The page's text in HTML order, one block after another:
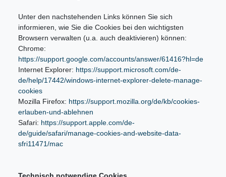
Unter den nachstehenden Links können Sie sich
informieren, wie Sie die Cookies bei den wichtigsten
Browsern verwalten (u.a. auch deaktivieren) können:
Chrome:
https://support.google.com/accounts/answer/61416?hl=de
Internet Explorer: https://support.microsoft.com/de-
de/help/17442/windows-internet-explorer-delete-manage-
cookies
Mozilla Firefox: https://support.mozilla.org/de/kb/cookies-
erlauben-und-ablehnen
Safari: https://support.apple.com/de-
de/guide/safari/manage-cookies-and-website-data-
sfri11471/mac